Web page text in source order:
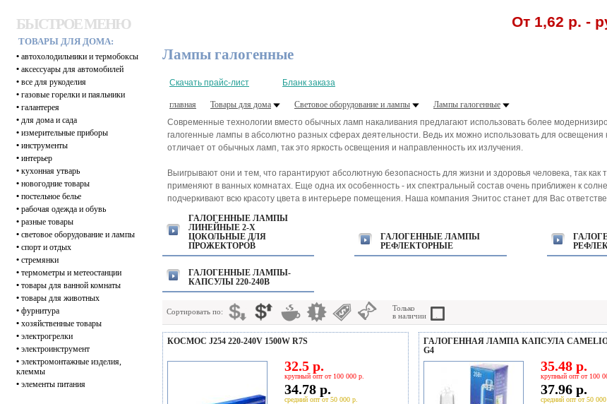
БЫСТРОЕ МЕНЮ
ТОВАРЫ ДЛЯ ДОМА:
• автохолодильники и термобоксы
• аксессуары для автомобилей
• все для рукоделия
• газовые горелки и паяльники
• галантерея
• для дома и сада
• измерительные приборы
• инструменты
• интерьер
• кухонная утварь
• новогодние товары
• постельное белье
• рабочая одежда и обувь
• разные товары
• световое оборудование и лампы
• спорт и отдых
• стремянки
• термометры и метеостанции
• товары для ванной комнаты
• товары для животных
• фурнитура
• хозяйственные товары
• электрогрелки
• электроинструмент
• электромонтажные изделия,
клеммы
• элементы питания
От 1,62 р. - ручки
Лампы галогенные
Скачать прайс-лист Бланк заказа
главная Товары для дома Световое оборудование и лампы
Лампы галогенные
Современные технологии вместо обычных ламп накаливания предлагают использовать более
галогенные лампы в абсолютно разных сферах деятельности. Ведь их можно использовать для
отличает от обычных ламп, так это яркость освещения и направленность их излучения.
Выигрывают они и тем, что гарантируют абсолютную безопасность для жизни и здоровья человека, так
применяют в ванных комнатах. Еще одна их особенность - их спектральный состав очень приближен к
подчеркивают всю красоту цвета в интерьере помещения. Наша компания Энитос станет для Вас
ГАЛОГЕННЫЕ ЛАМПЫ
ЛИНЕЙНЫЕ 2-Х
ЦОКОЛЬНЫЕ ДЛЯ
ПРОЖЕКТОРОВ
ГАЛОГЕННЫЕ ЛАМПЫ
РЕФЛЕКТОРНЫЕ
ГАЛОГЕННЫЕ ЛАМПЫ-
КАПСУЛЫ 220-240В
Сортировать по:
Только
в наличии
КОСМОС J254 220-240V 1500W R7S
32.5 р.
крупный опт от 100 000 р.
34.78 р.
средний опт от 50 000 р.
ГАЛОГЕННАЯ ЛАМПА КАПСУЛА
G4
35.48 р.
крупный опт от 100
37.96 р.
средний опт от 50 000